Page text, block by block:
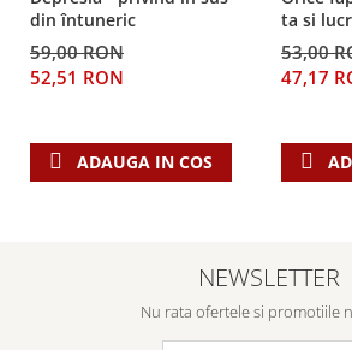
din întuneric
59,00 RON
52,51 RON
ADAUGA IN COS
ta si
53,00
47,17
NEWSLETTER
Nu rata ofertele si promotiile